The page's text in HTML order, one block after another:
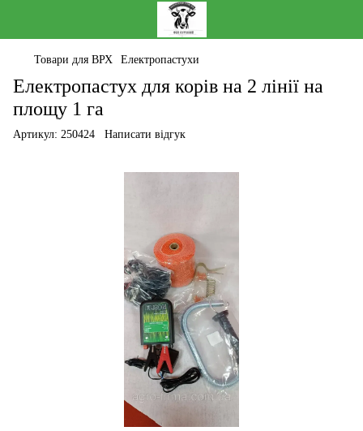
Товари для ВРХ Електропастухи
Електропастух для корів на 2 лінії на
площу 1 га
Артикул: 250424 Написати відгук